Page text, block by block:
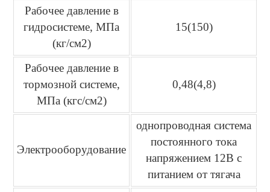
Рабочее давление в
гидросистеме, МПа
(кг/см2)
15(150)
Рабочее давление в
тормозной системе,
МПа (кгс/см2)
0,48(4,8)
Электрооборудование
однопроводная система
постоянного тока
напряжением 12В с
питанием от тягача